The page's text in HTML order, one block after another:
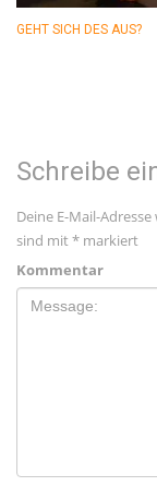
GEHT SICH DES AUS?
Schreibe
Deine E-Mail-
sind mit* markiert
Kommentar